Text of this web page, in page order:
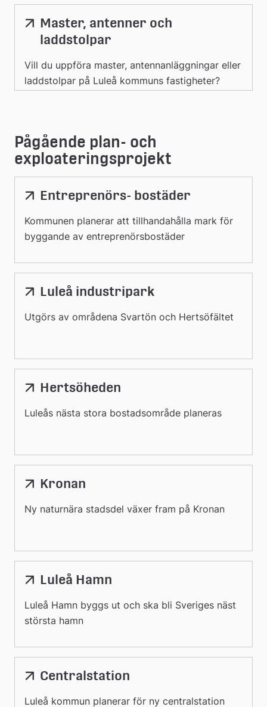
Master, antenner och
laddstolpar
Vill du uppföra master, antennanläggningar eller
laddstolpar på Luleå kommuns fastigheter?
Pågående plan- och
exploateringsprojekt
Entreprenörs- bostäder
Kommunen planerar att tillhandahålla mark för
byggande av entreprenörsbostäder
Luleå industripark
Utgörs av områdena Svartön och Hertsöfältet
Hertsöheden
Luleås nästa stora bostadsområde planeras
Kronan
Ny naturnära stadsdel växer fram på Kronan
Luleå Hamn
Luleå Hamn byggs ut och ska bli Sveriges näst
största hamn
Centralstation
Luleå kommun planerar för ny centralstation